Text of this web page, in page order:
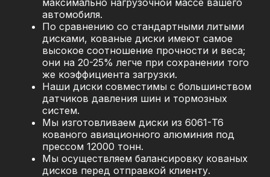
автомобиля.
По сравнению со стандартными литыми
дисками, кованые диски имеют самое
высокое соотношение прочности и веса;
они на 20-25% легче при сохранении того
же коэффициента загрузки.
Наши диски совместимы с большинством
датчиков давления шин и тормозных
систем.
Мы изготовливаем диски из 6061-T6
кованого авиационного алюминия под
прессом 12000 тонн.
Мы осуществляем балансировку кованых
дисков перед отправкой клиенту.